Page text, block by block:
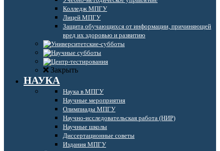
Колледж МПГУ
Лицей МПГУ
Защита обучающихся от информации, причиняющей
вред их здоровью и развитию
Закрыть
НАУКА
Наука в МПГУ
Научные мероприятия
Олимпиады МПГУ
Научно-исследовательская работа (НИР)
Научные школы
Диссертационные советы
Издания МПГУ